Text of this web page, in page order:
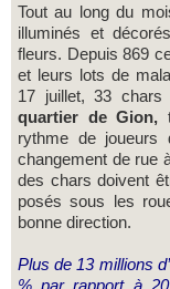
Tout au long du
illuminés et
fleurs. Depuis 869
et leurs lots de
17 juillet, 33
quartier de Gion,
rythme de joueurs
changement de rue
des chars doivent
posés sous les
bonne direction.
Plus de 13 millions
% par rapport à